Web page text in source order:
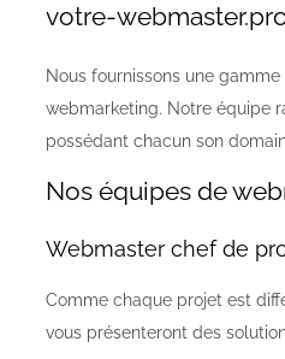
votre-
Nous fournissons une
webmarketing. Notre équipe
possédant chacun son
Nos équipes de
Webmaster chef de
Comme chaque projet est
vous présenteront des